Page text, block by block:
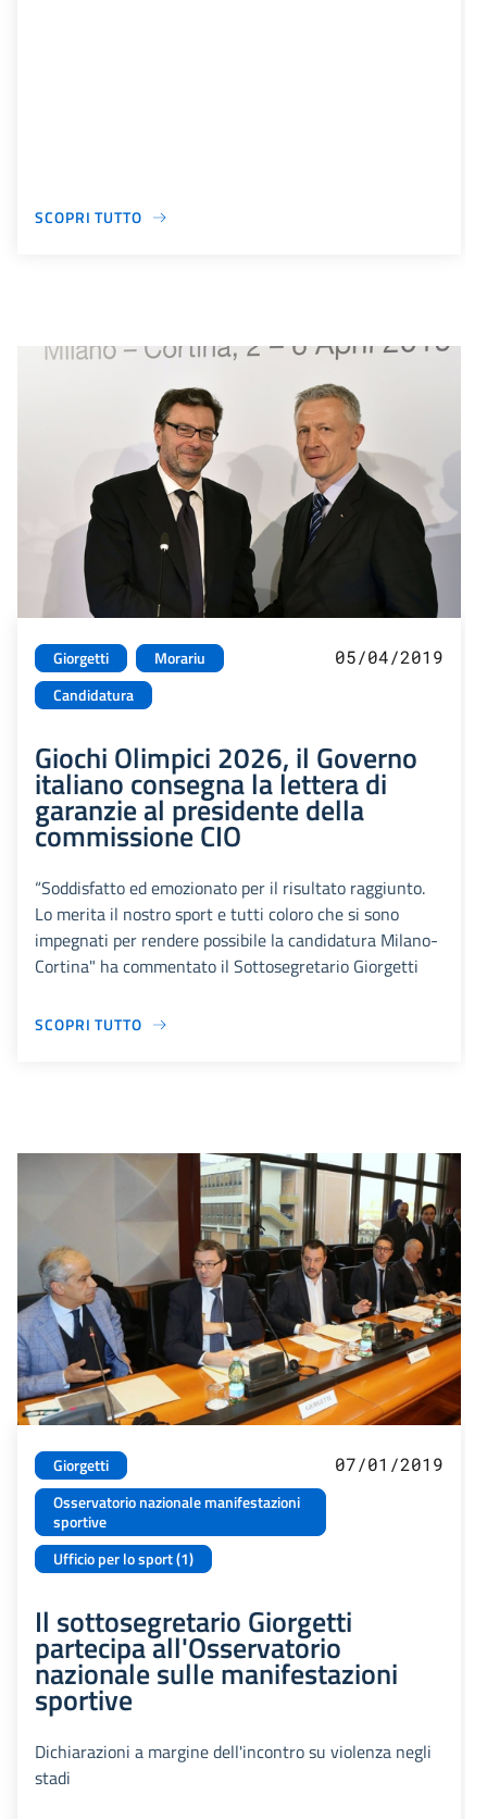
SCOPRI TUTTO
Giorgetti
Morariu
Candidatura
05/04/2019
Giochi Olimpici 2026, il Governo
italiano consegna la lettera di
garanzie al presidente della
commissione CIO
“Soddisfatto ed emozionato per il risultato raggiunto.
Lo merita il nostro sport e tutti coloro che si sono
impegnati per rendere possibile la candidatura Milano-
Cortina" ha commentato il Sottosegretario Giorgetti
SCOPRI TUTTO
Giorgetti
Osservatorio nazionale manifestazioni
sportive
Ufficio per lo sport (1)
07/01/2019
Il sottosegretario Giorgetti
partecipa all'Osservatorio
nazionale sulle manifestazioni
sportive
Dichiarazioni a margine dell'incontro su violenza negli
stadi